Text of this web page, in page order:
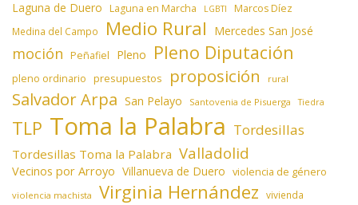
Laguna de Duero Laguna en Marcha LGBTI Marcos Díez
Medina del Campo Medio Rural Mercedes San José
moción Peñafiel Pleno Pleno Diputación
pleno ordinario presupuestos proposición rural
Salvador Arpa San Pelayo Santovenia de Pisuerga Tiedra
TLP Toma la Palabra Tordesillas
Tordesillas Toma la Palabra Valladolid
Vecinos por Arroyo Villanueva de Duero violencia de género
violencia machista Virginia Hernández vivienda